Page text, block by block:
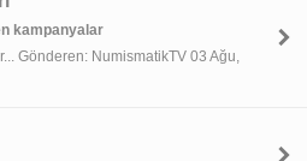
kampanyalar
Gönderen: NumismatikTV 03 Ağu,